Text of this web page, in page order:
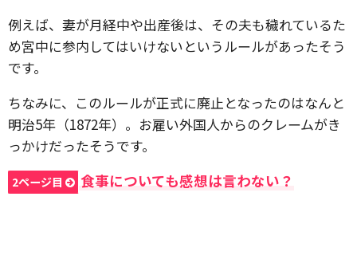
例えば、妻が月経中や出産後は、その夫も穢れているた
め宮中に参内してはいけないというルールがあったそう
です。
ちなみに、このルールが正式に廃止となったのはなんと
明治5年（1872年）。お雇い外国人からのクレームがき
っかけだったそうです。
2ページ目 食事についても感想は言わない？